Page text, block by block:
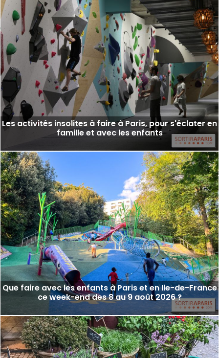
Les activités insolites à faire à Paris, pour s'éclater en
famille et avec les enfants
Que faire avec les enfants à Paris et en Ile-de-France
ce week-end des 8 au 9 août 2026 ?